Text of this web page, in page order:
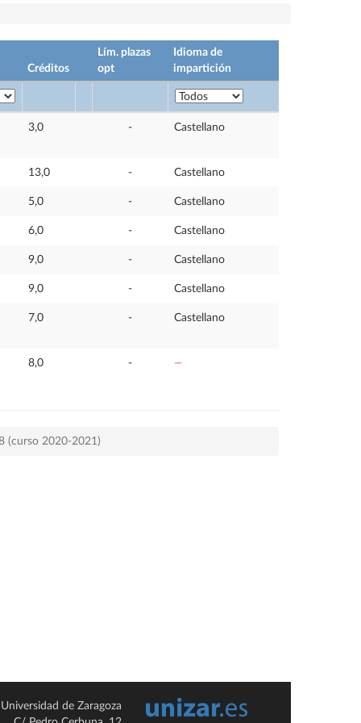
Créditos
Lím. plazas
opt
Idioma de
impartición
3,0 - Castellano
13,0 - Castellano
5,0 - Castellano
6,0 - Castellano
9,0 - Castellano
9,0 - Castellano
7,0 - Castellano
8,0 - —
(curso 2020-2021)
Universidad de Zaragoza